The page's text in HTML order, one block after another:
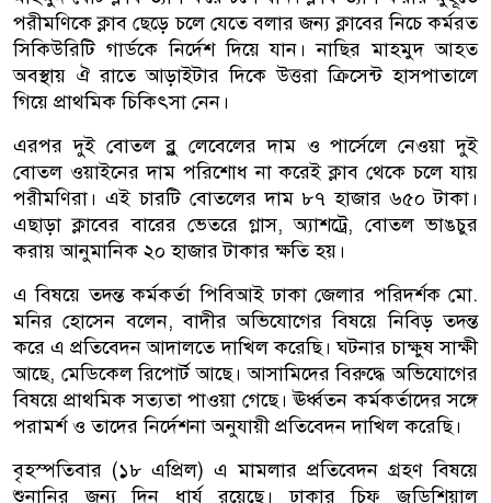
পরীমণিকে ক্লাব ছেড়ে চলে যেতে বলার জন্য ক্লাবের নিচে কর্মরত
সিকিউরিটি গার্ডকে নির্দেশ দিয়ে যান। নাছির মাহমুদ আহত
অবস্থায় ঐ রাতে আড়াইটার দিকে উত্তরা ক্রিসেন্ট হাসপাতালে
গিয়ে প্রাথমিক চিকিৎসা নেন।
এরপর দুই বোতল ব্লু লেবেলের দাম ও পার্সেলে নেওয়া দুই
বোতল ওয়াইনের দাম পরিশোধ না করেই ক্লাব থেকে চলে যায়
পরীমণিরা। এই চারটি বোতলের দাম ৮৭ হাজার ৬৫০ টাকা।
এছাড়া ক্লাবের বারের ভেতরে গ্লাস, অ্যাশট্রে, বোতল ভাঙচুর
করায় আনুমানিক ২০ হাজার টাকার ক্ষতি হয়।
এ বিষয়ে তদন্ত কর্মকর্তা পিবিআই ঢাকা জেলার পরিদর্শক মো.
মনির হোসেন বলেন, বাদীর অভিযোগের বিষয়ে নিবিড় তদন্ত
করে এ প্রতিবেদন আদালতে দাখিল করেছি। ঘটনার চাক্ষুষ সাক্ষী
আছে, মেডিকেল রিপোর্ট আছে। আসামিদের বিরুদ্ধে অভিযোগের
বিষয়ে প্রাথমিক সত্যতা পাওয়া গেছে। ঊর্ধ্বতন কর্মকর্তাদের সঙ্গে
পরামর্শ ও তাদের নির্দেশনা অনুযায়ী প্রতিবেদন দাখিল করেছি।
বৃহস্পতিবার (১৮ এপ্রিল) এ মামলার প্রতিবেদন গ্রহণ বিষয়ে
শুনানির জন্য দিন ধার্য রয়েছে। ঢাকার চিফ জুডিশিয়াল